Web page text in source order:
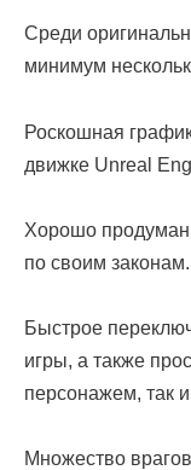
Среди
минимум
Роскошная
движке Unreal
Хорошо
по своим законам.
Быстрое
игры, а также
персонажем, так
Множество